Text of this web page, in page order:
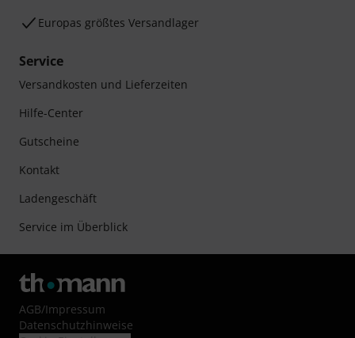
Europas größtes Versandlager
Service
Versandkosten und Lieferzeiten
Hilfe-Center
Gutscheine
Kontakt
Ladengeschäft
Service im Überblick
AGB/Impressum
Datenschutzhinweise